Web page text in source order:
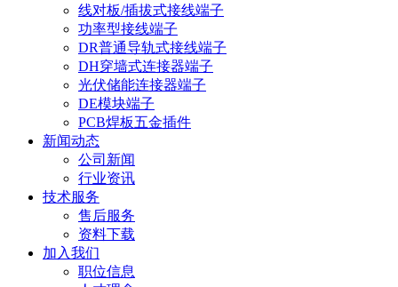
线对板/插拔式接线端子
功率型接线端子
DR普通导轨式接线端子
DH穿墙式连接器端子
光伏储能连接器端子
DE模块端子
PCB焊板五金插件
新闻动态
公司新闻
行业资讯
技术服务
售后服务
资料下载
加入我们
职位信息